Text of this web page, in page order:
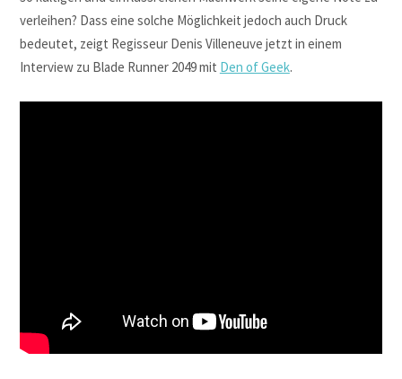
verleihen? Dass eine solche Möglichkeit jedoch auch Druck
bedeutet, zeigt Regisseur Denis Villeneuve jetzt in einem
Interview zu Blade Runner 2049 mit Den of Geek.